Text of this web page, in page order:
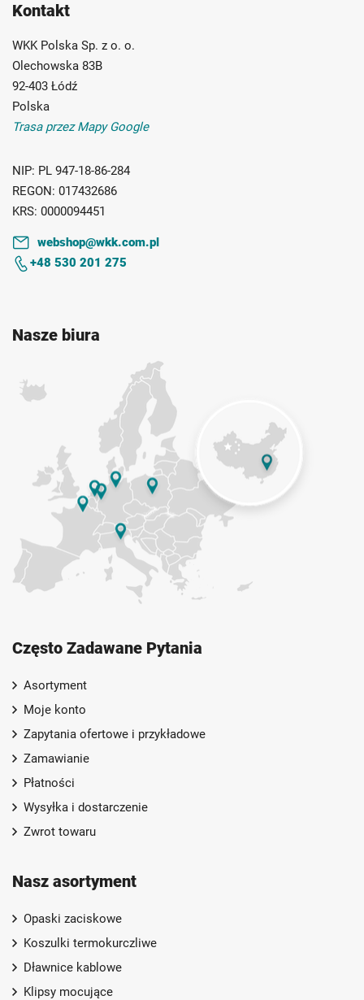
Kontakt
WKK Polska Sp. z o. o.
Olechowska 83B
92-403 Łódź
Polska
Trasa przez Mapy Google
NIP: PL 947-18-86-284
REGON: 017432686
KRS: 0000094451
webshop@wkk.com.pl
+48 530 201 275
Nasze biura
Często Zadawane Pytania
Asortyment
Moje konto
Zapytania ofertowe i przykładowe
Zamawianie
Płatności
Wysyłka i dostarczenie
Zwrot towaru
Nasz asortyment
Opaski zaciskowe
Koszulki termokurczliwe
Dławnice kablowe
Klipsy mocujące